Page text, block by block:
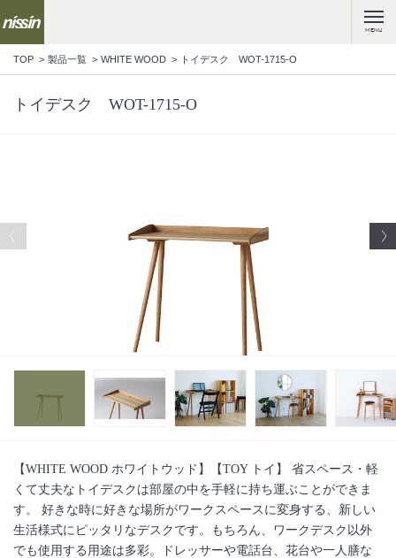
MENU
TOP 製品一覧 WHITE WOOD トイデスク WOT-1715-O
トイデスク WOT-1715-O
【WHITE WOOD ホワイトウッド】【TOY トイ】 省スペース・軽
くて丈夫なトイデスクは部屋の中を手軽に持ち運ぶことができま
す。 好きな時に好きな場所がワークスペースに変身する、新しい
生活様式にピッタリなデスクです。もちろん、ワークデスク以外
でも使用する用途は多彩。ドレッサーや電話台、花台や一人膳な